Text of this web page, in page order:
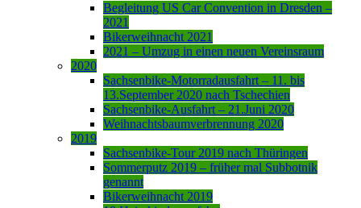
Begleitung US Car Convention in Dresden –
2021
Bikerweihnacht 2021
2021 – Umzug in einen neuen Vereinsraum
2020
Sachsenbike-Motorradausfahrt – 11. bis
13.September 2020 nach Tschechien
Sachsenbike-Ausfahrt – 21.Juni 2020
Weihnachtsbaumverbrennung 2020
2019
Sachsenbike-Tour 2019 nach Thüringen
Sommerputz 2019 – früher mal Subbotnik
genannt
Bikerweihnacht 2019